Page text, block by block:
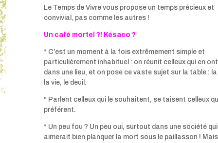
Le Temps de Vivre vous propose un temps précieux et
convivial, pas comme les autres !
Un café mortel ?! Késaco ?
* C’est un moment à la fois extrêmement simple et
particulièrement inhabituel : on réunit celleux qui en
dans une lieu, et on pose ce vaste sujet sur la table :
la vie, le deuil.
* Parlent celleux qui le souhaitent, se taisent celleux
préférent.
* Un peu fou ? Un peu oui, surtout dans une société qui
aimerait bien planquer la mort sous le paillasson ! Mais